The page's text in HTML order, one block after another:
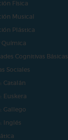
Física
Musical
Plástica
Química
Cognitivas Básicas
Sociales
Catalán
Euskera
Gallego
Inglés